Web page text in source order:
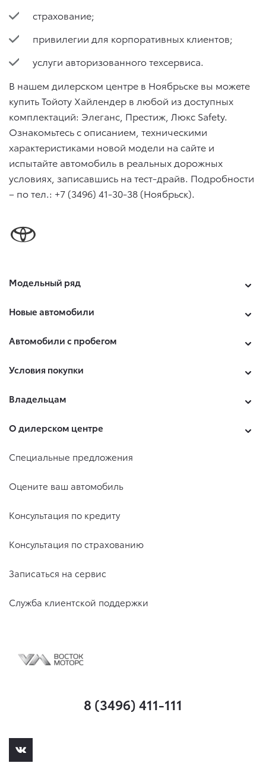
страхование;
привилегии для корпоративных клиентов;
услуги авторизованного техсервиса.
В нашем дилерском центре в Ноябрьске вы можете
купить Тойоту Хайлендер в любой из доступных
комплектаций: Элеганс, Престиж, Люкс Safety.
Ознакомьтесь с описанием, техническими
характеристиками новой модели на сайте и
испытайте автомобиль в реальных дорожных
условиях, записавшись на тест-драйв. Подробности
– по тел.: +7 (3496) 41-30-38 (Ноябрьск).
Модельный ряд
Новые автомобили
Автомобили с пробегом
Условия покупки
Владельцам
О дилерском центре
Специальные предложения
Оцените ваш автомобиль
Консультация по кредиту
Консультация по страхованию
Записаться на сервис
Служба клиентской поддержки
8 (3496) 411-111